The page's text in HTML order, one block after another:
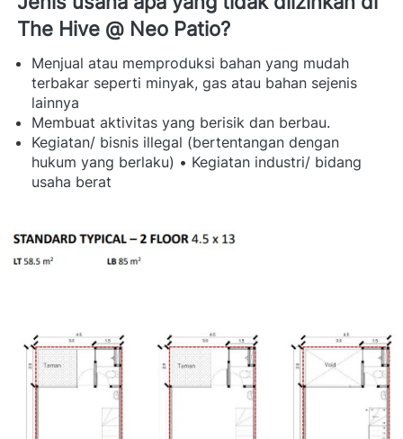
The Hive @ Neo Patio?
Menjual atau memproduksi bahan yang mudah
terbakar seperti minyak, gas atau bahan sejenis
lainnya
Membuat aktivitas yang berisik dan berbau.
Kegiatan/ bisnis illegal (bertentangan dengan
hukum yang berlaku) • Kegiatan industri/ bidang
usaha berat